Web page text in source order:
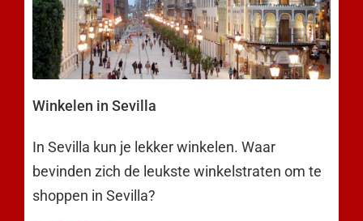
Winkelen in Sevilla
In Sevilla kun je lekker winkelen. Waar
bevinden zich de leukste winkelstraten om te
shoppen in Sevilla?